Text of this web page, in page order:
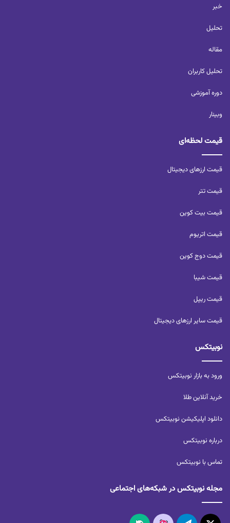
خبر
تحلیل‌
مقاله
تحلیل کاربران‌
دوره آموزشی
وبینار
قیمت لحظه‌ای
قیمت ارزهای دیجیتال
قیمت تتر
قیمت بیت کوین
قیمت اتریوم
قیمت دوج کوین
قیمت شیبا
قیمت ریپل
قیمت سایر ارزهای دیجیتال
نوبیتکس
ورود به بازار نوبیتکس
خرید آنلاین طلا
دانلود اپلیکیشن نوبیتکس
درباره نوبیتکس
تماس با نوبیتکس
مجله نوبیتکس در شبکه‌های اجتماعی